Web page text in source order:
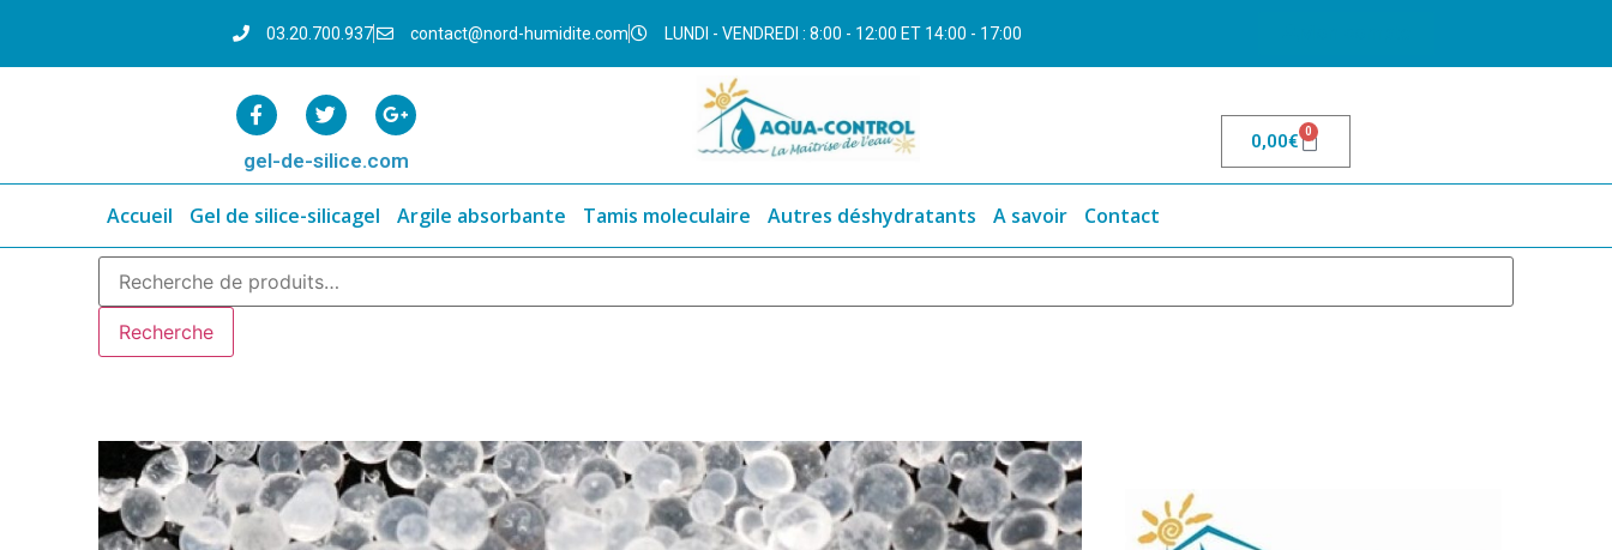
03.20.700.937 contact@nord-humidite.com LUNDI - VENDREDI : 8:00 - 12:00 ET 14:00 - 17:00
gel-de-silice.com
0,00€ 0
Accueil Gel de silice-silicagel Argile absorbante Tamis moleculaire Autres déshydratants A savoir Contact
Recherche